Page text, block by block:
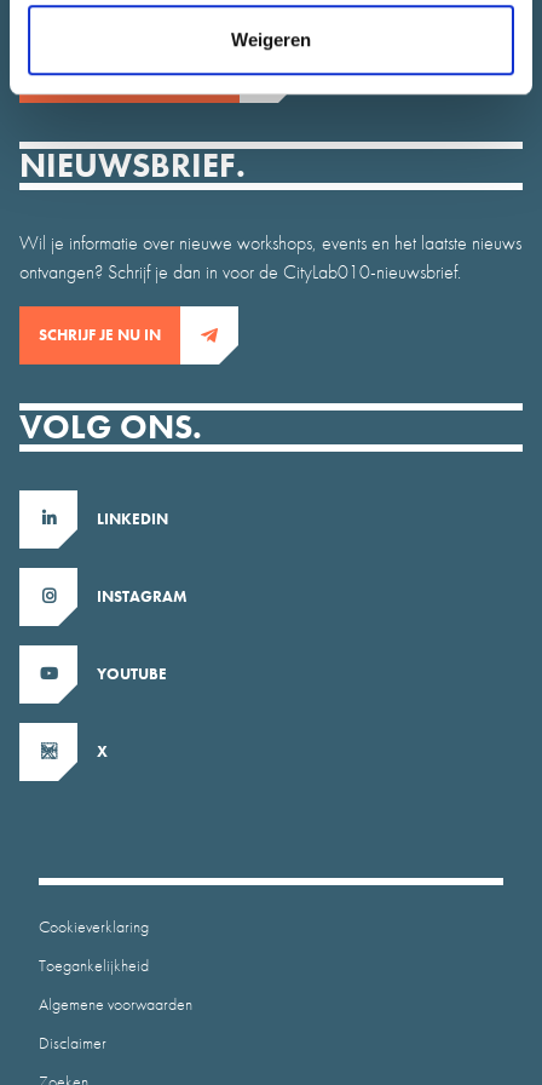
Weigeren
CONTACT EEN ADVISEUR
NIEUWSBRIEF.
Wil je informatie over nieuwe workshops, events en het laatste nieuws
ontvangen? Schrijf je dan in voor de CityLab010-nieuwsbrief.
SCHRIJF JE NU IN
VOLG ONS.
LINKEDIN
INSTAGRAM
YOUTUBE
X
Cookieverklaring
Toegankelijkheid
Algemene voorwaarden
Disclaimer